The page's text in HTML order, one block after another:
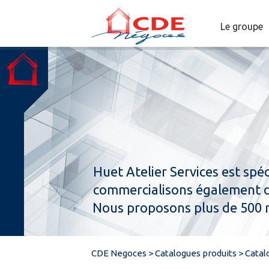
Le groupe
Huet Atelier Services est
commercialisons également
Nous proposons plus de 500
CDE Negoces >Catalogues produits >